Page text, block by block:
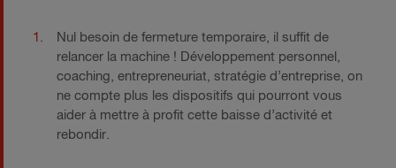
Nul besoin de fermeture temporaire, il suffit de
relancer la machine ! Développement personnel,
coaching, entrepreneuriat, stratégie d’entreprise, on
ne compte plus les dispositifs qui pourront vous
aider à mettre à profit cette baisse d’activité et
rebondir.